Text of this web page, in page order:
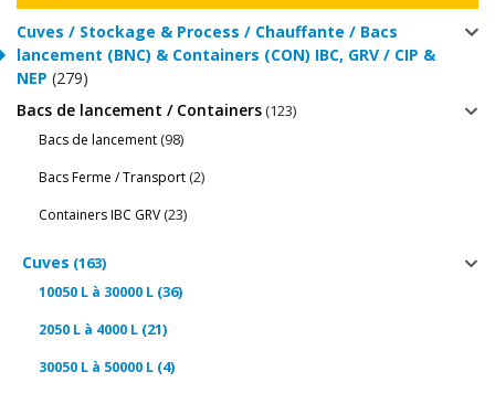
Cuves / Stockage & Process / Chauffante / Bacs
lancement (BNC) & Containers (CON) IBC, GRV / CIP &
NEP (279)
Bacs de lancement / Containers(123)
Bacs de lancement(98)
Bacs Ferme / Transport(2)
Containers IBC GRV(23)
Cuves (163)
10050 L à 30000 L (36)
2050 L à 4000 L (21)
30050 L à 50000 L (4)